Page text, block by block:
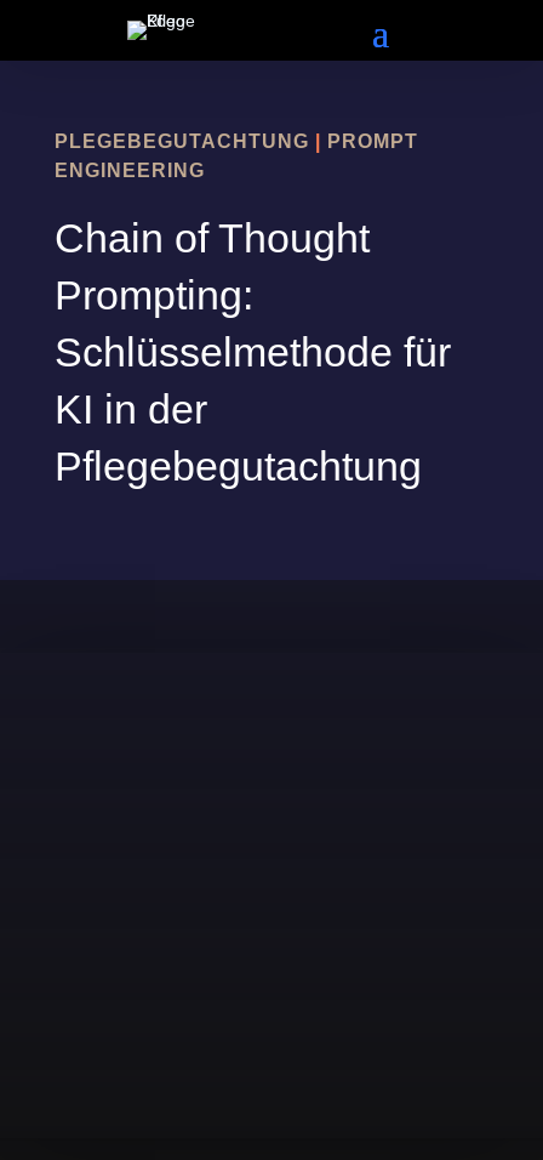
PLEGEBEGUTACHTUNG
PROMPT
ENGINEERING
Chain of Thought
Prompting:
Schlüsselmethode für
KI in der
Pflegebegutachtung